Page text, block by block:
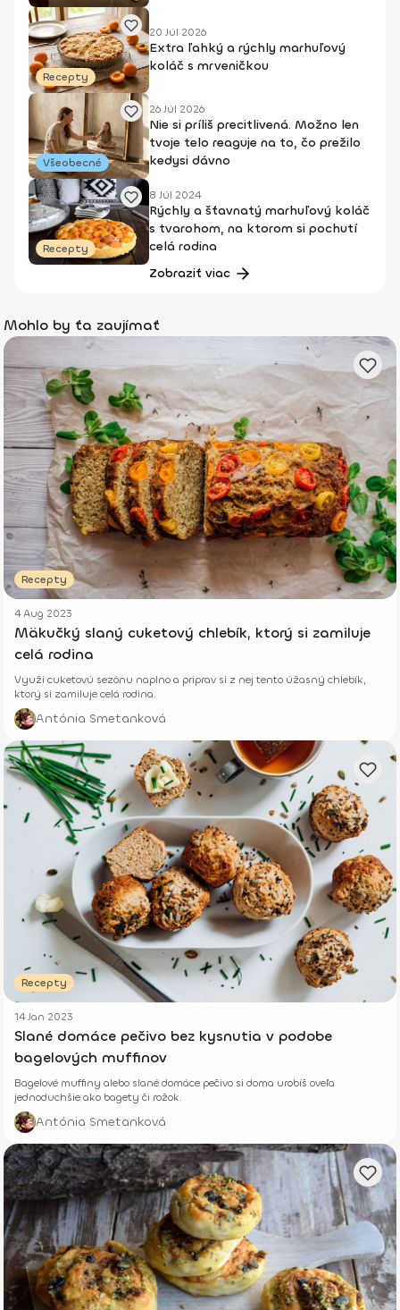
Recepty
20 Júl 2026
Extra ľahký a rýchly marhuľový
koláč s mrveničkou
Všeobecné
26 Júl 2026
Nie si príliš precitlivená. Možno len
tvoje telo reaguje na to, čo prežilo
kedysi dávno
Recepty
8 Júl 2024
Rýchly a šťavnatý marhuľový koláč
s tvarohom, na ktorom si pochutí
celá rodina
Zobraziť viac
Mohlo by ťa zaujímať
Recepty
4 Aug 2023
Mäkučký slaný cuketový chlebík, ktorý si zamiluje
celá rodina
Využi cuketovú sezónu naplno a priprav si z nej tento úžasný chlebík,
ktorý si zamiluje celá rodina.
Antónia Smetanková
Recepty
14 Jan 2023
Slané domáce pečivo bez kysnutia v podobe
bagelových muffinov
Bagelové muffiny alebo slané domáce pečivo si doma urobíš oveľa
jednoduchšie ako bagety či rožok.
Antónia Smetanková